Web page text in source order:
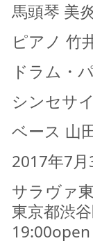
馬頭琴 美
ピアノ 竹
ドラム・
シンセサ
ベース 山
2017年7月
サラヴァ
東京都渋
19:00open